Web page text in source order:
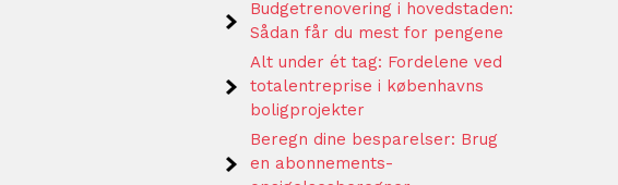
Budgetrenovering i hovedstaden:
Sådan får du mest for pengene
Alt under ét tag: Fordelene ved
totalentreprise i københavns
boligprojekter
Beregn dine besparelser: Brug
en abonnements-